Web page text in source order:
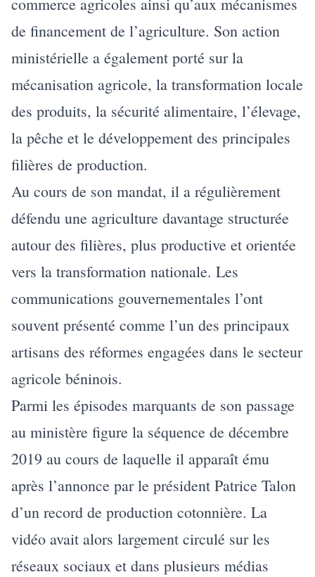
de financement de l’agriculture. Son action
ministérielle a également porté sur la
mécanisation agricole, la transformation locale
des produits, la sécurité alimentaire, l’élevage,
la pêche et le développement des principales
filières de production.
Au cours de son mandat, il a régulièrement
défendu une agriculture davantage structurée
autour des filières, plus productive et orientée
vers la transformation nationale. Les
communications gouvernementales l’ont
souvent présenté comme l’un des principaux
artisans des réformes engagées dans le secteur
agricole béninois.
Parmi les épisodes marquants de son passage
au ministère figure la séquence de décembre
2019 au cours de laquelle il apparaît ému
après l’annonce par le président Patrice Talon
d’un record de production cotonnière. La
vidéo avait alors largement circulé sur les
réseaux sociaux et dans plusieurs médias